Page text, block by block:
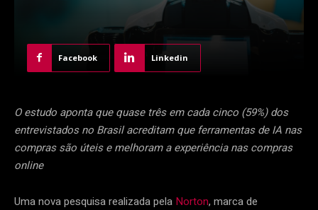
Facebook Linkedin
O estudo aponta que quase três em cada cinco (59%) dos
entrevistados no Brasil acreditam que ferramentas de IA nas
compras são úteis e melhoram a experiência nas compras
online
Uma nova pesquisa realizada pela Norton, marca de